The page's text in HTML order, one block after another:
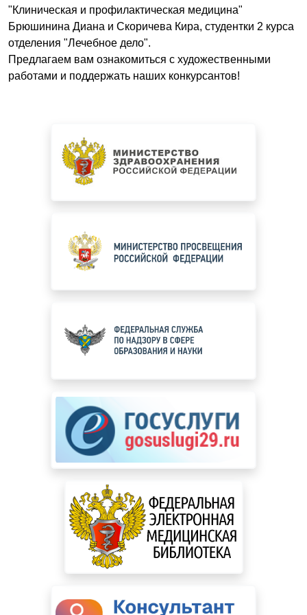
"Клиническая и профилактическая медицина"
Брюшинина Диана и Скоричева Кира, студентки 2 курса
отделения "Лечебное дело".
Предлагаем вам ознакомиться с художественными
работами и поддержать наших конкурсантов!